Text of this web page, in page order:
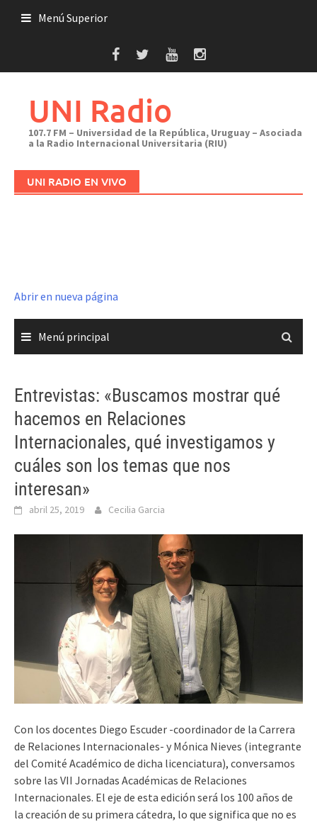
Menú Superior
UNI Radio
107.7 FM – Universidad de la República, Uruguay – Asociada
a la Radio Internacional Universitaria (RIU)
UNI RADIO EN VIVO
Abrir en nueva página
Menú principal
Entrevistas: «Buscamos mostrar qué
hacemos en Relaciones
Internacionales, qué investigamos y
cuáles son los temas que nos
interesan»
abril 25, 2019 Cecilia Garcia
Con los docentes Diego Escuder -coordinador de la Carrera
de Relaciones Internacionales- y Mónica Nieves (integrante
del Comité Académico de dicha licenciatura), conversamos
sobre las VII Jornadas Académicas de Relaciones
Internacionales. El eje de esta edición será los 100 años de
la creación de su primera cátedra, lo que significa que no es